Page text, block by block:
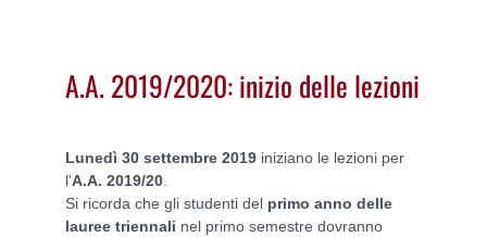
A.A. 2019/2020: inizio delle lezioni
Lunedì 30 settembre 2019 iniziano le lezioni per
l'A.A. 2019/20
Si ricorda che gli studenti del primo anno delle
lauree triennali nel primo semestre dovranno